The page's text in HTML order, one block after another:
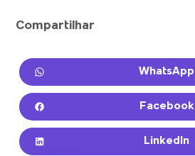
Compartilhar
WhatsApp
Facebook
LinkedIn